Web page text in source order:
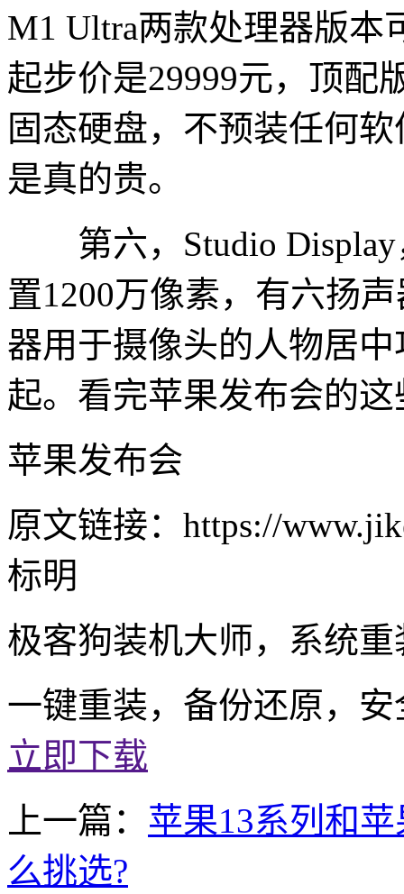
M1 Ultra两款处理器版本
起步价是29999元，顶配
固态硬盘，不预装任何
是真的贵。
第六，Studio Display
置1200万像素，有六扬
器用于摄像头的人物居
起。看完苹果发布会的
苹果发布会
原文链接：https://
标明
极客狗装机大师，系统
一键重装，备份还原，
立即下载
上一篇： 苹果13系列和
么挑选?